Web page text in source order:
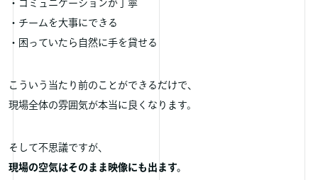
・コミュニケーションが丁寧
・チームを大事にできる
・困っていたら自然に手を貸せる
こういう当たり前のことができるだけで、
現場全体の雰囲気が本当に良くなります。
そして不思議ですが、
現場の空気はそのまま映像にも出ます。